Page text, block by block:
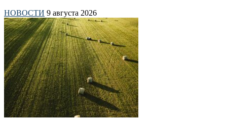
НОВОСТИ 9 августа 2026